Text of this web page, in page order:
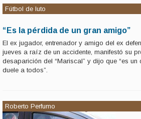
Fútbol de luto
“Es la pérdida de un gran amigo”
El ex jugador, entrenador y amigo del ex
jueves a raíz de un accidente, manifestó su
desaparición del “Mariscal” y dijo que “es
duele a todos”.
Roberto Perfumo